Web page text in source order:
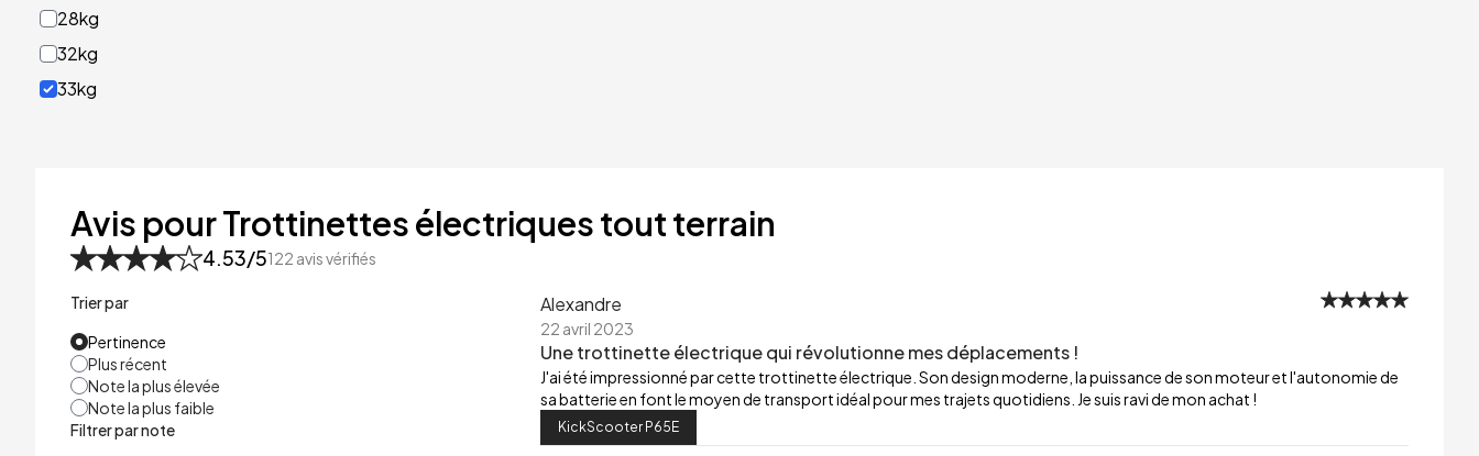
28kg
32kg
33kg
53kg
Avis pour Trottinettes électriques tout terrain
4.53/5122 avis vérifiés
Trier par
Pertinence
Plus récent
Note la plus élevée
Note la plus faible
Filtrer par note
Alexandre
22 avril 2023
Une trottinette électrique qui révolutionne mes déplacements !
J'ai été impressionné par cette trottinette électrique. Son design moderne, la puissance de son moteur et l'autonomie de
sa batterie en font le moyen de transport idéal pour mes trajets quotidiens. Je suis ravi de mon achat !
KickScooter P65E